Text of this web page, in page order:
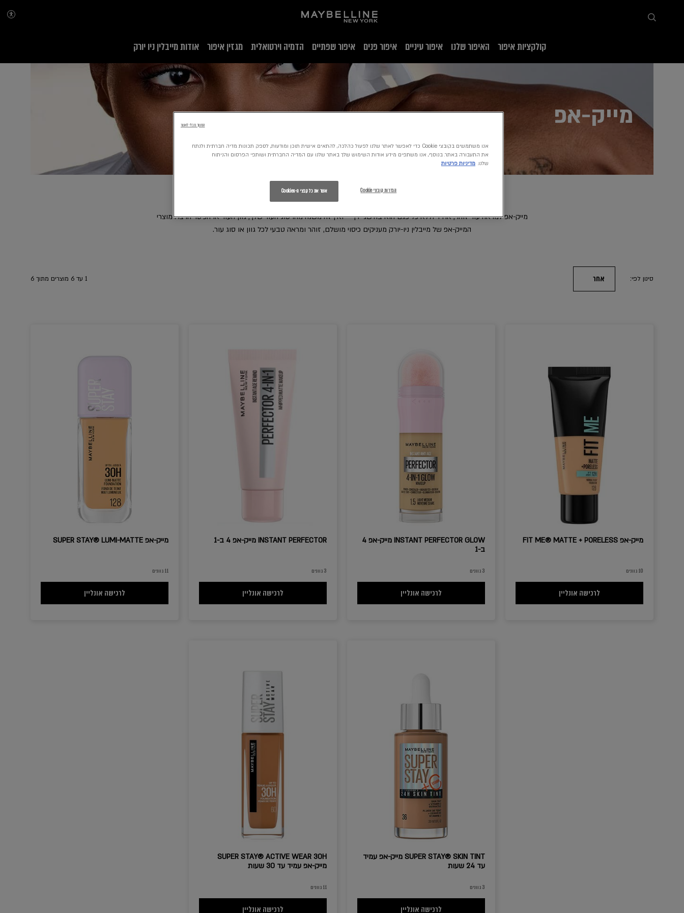
קולקציות איפור האיפור שלנו איפור עיניים איפור פנים איפור שפתיים הדמיה וירטואלית מגזין איפור אודות מייבלין ניו יורק
מייק-אפ
מייק-אפ למראה עור זוהר, אחיד וללא כל פגם הוא בהישג ידך – ואין זה משנה מהו סוג העור שלך, גוון העור או הכיסוי הרצוי. מוצרי
המייק-אפ של מייבלין ניו-יורק מעניקים כיסוי מושלם, זוהר ומראה טבעי לכל גוון או סוג עור.
סינון לפי: אחר 1 עד 6 מוצרים מתוך 6
מייק-אפ SUPER STAY® LUMI-MATTE
11 גוונים
לרכישה אונליין
INSTANT PERFECTOR מייק-אפ 4 ב-1
3 גוונים
לרכישה אונליין
INSTANT PERFECTOR GLOW מייק-אפ 4
ב-1
3 גוונים
לרכישה אונליין
מייק-אפ FIT ME® MATTE + PORELESS
10 גוונים
לרכישה אונליין
SUPER STAY® ACTIVE WEAR 30H
מייק-אפ עמיד עד 30 שעות
11 גוונים
לרכישה אונליין
SUPER STAY® SKIN TINT מייק-אפ עמיד
עד 24 שעות
3 גוונים
לרכישה אונליין
אנו משתמשים בקובצי Cookie כדי לאפשר לאתר שלנו לפעול כהלכה, להתאים אישית תוכן ומודעות, לספק תכונות מדיה חברתית ולנתח
את התעבורה באתר. בנוסף, אנו משתפים מידע אודות השימוש שלך באתר שלנו עם המדיה החברתית ושותפי הפרסום והניתוח
שלנו. מדיניות פרטיות
הגדרות קובצי Cookie אשר את כל קבצי ה-Cookies
המשך מבלי לאשר